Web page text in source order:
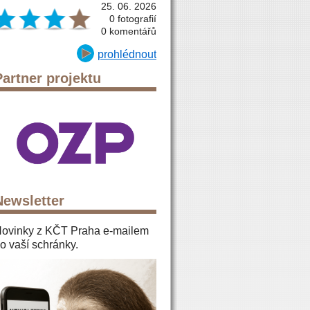
25. 06. 2026
0 fotografií
0 komentářů
prohlédnout
projektu
z KČT Praha e-mailem
vaší schránky.